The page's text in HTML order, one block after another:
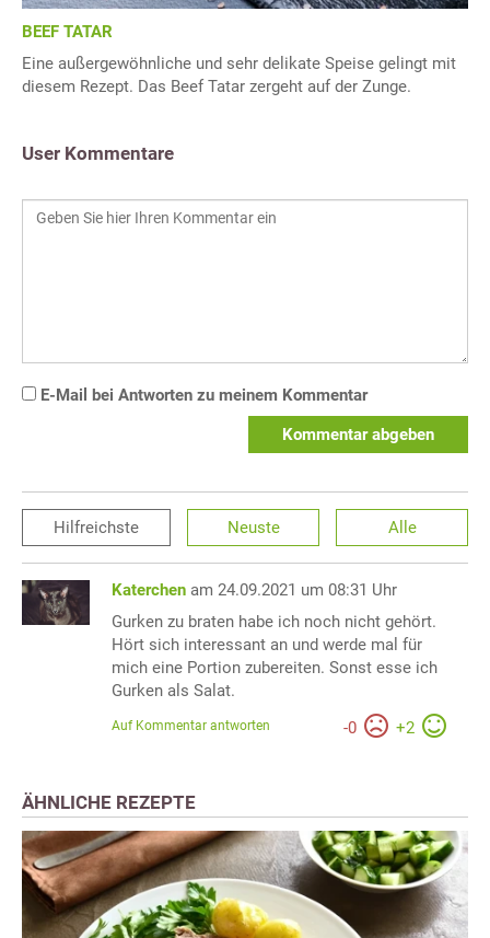
BEEF TATAR
Eine außergewöhnliche und sehr delikate Speise gelingt mit
diesem Rezept. Das Beef Tatar zergeht auf der Zunge.
User Kommentare
E-Mail bei Antworten zu meinem Kommentar
Kommentar abgeben
Hilfreichste Neuste Alle
Katerchen am 24.09.2021 um 08:31 Uhr
Gurken zu braten habe ich noch nicht gehört.
Hört sich interessant an und werde mal für
mich eine Portion zubereiten. Sonst esse ich
Gurken als Salat.
-0 +2
Auf Kommentar antworten
ÄHNLICHE REZEPTE